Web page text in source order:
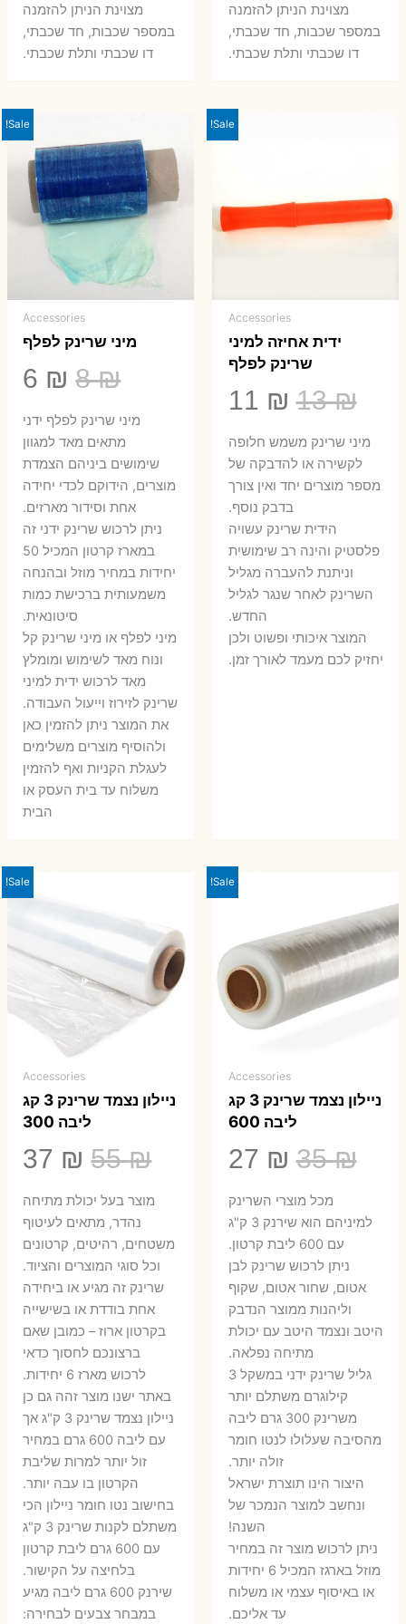
היה:
66 ₪.
מצוינת הניתן להזמנה
במספר שכבות, חד שכבתי,
דו שכבתי ותלת שכבתי.
היה:
33 ₪.
₪.
מצוינת הניתן להזמנה
במספר שכבות, חד שכבתי,
דו שכבתי ותלת שכבתי.
Sale!
Accessories
ידית אחיזה למיני
שרינק לפלף
13₪
המחיר
המקורי
היה:
13 ₪.
11 ₪
הוא:
​מיני שרינק משמש חלופה
לקשירה או להדבקה של
מספר מוצרים יחד ואין צורך
בדבק נוסף.
הידית שרינק עשויה
פלסטיק והינה רב שימושית
וניתנת להעברה מגליל
השרינק לאחר שנגר לגליל
החדש.
המוצר איכותי ופשוט ולכן
יחזיק לכם מעמד לאורך זמן.
Sale!
Accessories
מיני שרינק לפלף
8₪
היה:
8 ₪.
6 ₪
6 ₪.
מיני שרינק לפלף ידני
מתאים מאד למגוון
שימושים ביניהם הצמדת
מוצרים, הידוקם לכדי יחידה
אחת וסידור מארזים.
ניתן לרכוש שרינק ידני זה
במארז קרטון המכיל 50
יחידות במחיר מוזל ובהנחה
משמעותית ברכישת כמות
סיטונאית.
מיני לפלף או מיני שרינק קל
ונוח מאד לשימוש ומומלץ
מאד לרכוש ידית למיני
שרינק לזירוז וייעול העבודה.
את המוצר ניתן להזמין כאן
ולהוסיף מוצרים משלימים
לעגלת הקניות ואף להזמין
משלוח עד בית העסק או
הבית
Sale!
Accessories
ניילון נצמד שרינק 3 קג
ליבה 600
35₪
המחיר
המקורי
היה:
35 ₪.
27 ₪
הנוכחי
הוא:
מכל מוצרי השרינק
למיניהם הוא שירנק 3 ק"ג
עם 600 ליבת קרטון.
ניתן לרכוש שרינק לבן
אטום, שחור אטום, שקוף
וליהנות ממוצר הנדבק
היטב ונצמד היטב עם יכולת
מתיחה נפלאה.
גליל שרינק ידני במשקל 3
קילוגרם משתלם יותר
משרינק 300 גרם ליבה
מהסיבה שעלולו לנטו חומר
זולה יותר.
היצור הינו תוצרת ישראל
ונחשב למוצר הנמכר של
השנה!
ניתן לרכוש מוצר זה במחיר
מוזל בארגז המכיל 6 יחידות
או באיסוף עצמי או משלוח
עד אליכם.
Sale!
Accessories
ניילון נצמד שרינק 3 קג
ליבה 300
55₪
המחיר
המקורי
היה:
55 ₪.
37 ₪
₪.
מוצר בעל יכולת מתיחה
נהדר, מתאים לעיטוף
משטחים, רהיטים, קרטונים
וכל סוגי המוצרים והציוד.
שרינק זה מגיע או ביחידה
אחת בודדת או בשישייה
בקרטון ארוז – כמובן שאם
ברצונכם לחסוך כדאי
לרכוש מארז 6 יחידות.
באתר ישנו מוצר זהה גם כן
ניילון נצמד שרינק 3 ק"ג אך
עם ליבה 600 גרם במחיר
זול יותר למרות שליבת
הקרטון בו עבה יותר.
בחישוב נטו חומר ניילון הכי
משתלם לקנות שרינק 3 ק"ג
עם 600 גרם ליבת קרטון
בלחיצה על הקישור.
שירנק 600 גרם ליבה מגיע
במבחר צבעים לבחירה: